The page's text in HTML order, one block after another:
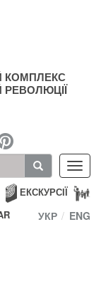
КОМПЛЕКС
РЕВОЛЮЦІЇ
ЕКСКУРСІЇ
УКР ENG